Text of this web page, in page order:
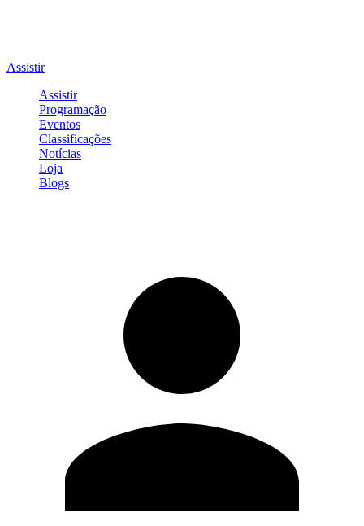
Assistir
Assistir
Programação
Eventos
Classificações
Notícias
Loja
Blogs